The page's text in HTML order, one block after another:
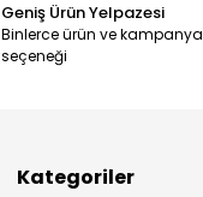
Geniş Ürün Yelpazesi
Binlerce ürün ve kampanya
seçeneği
Kategoriler